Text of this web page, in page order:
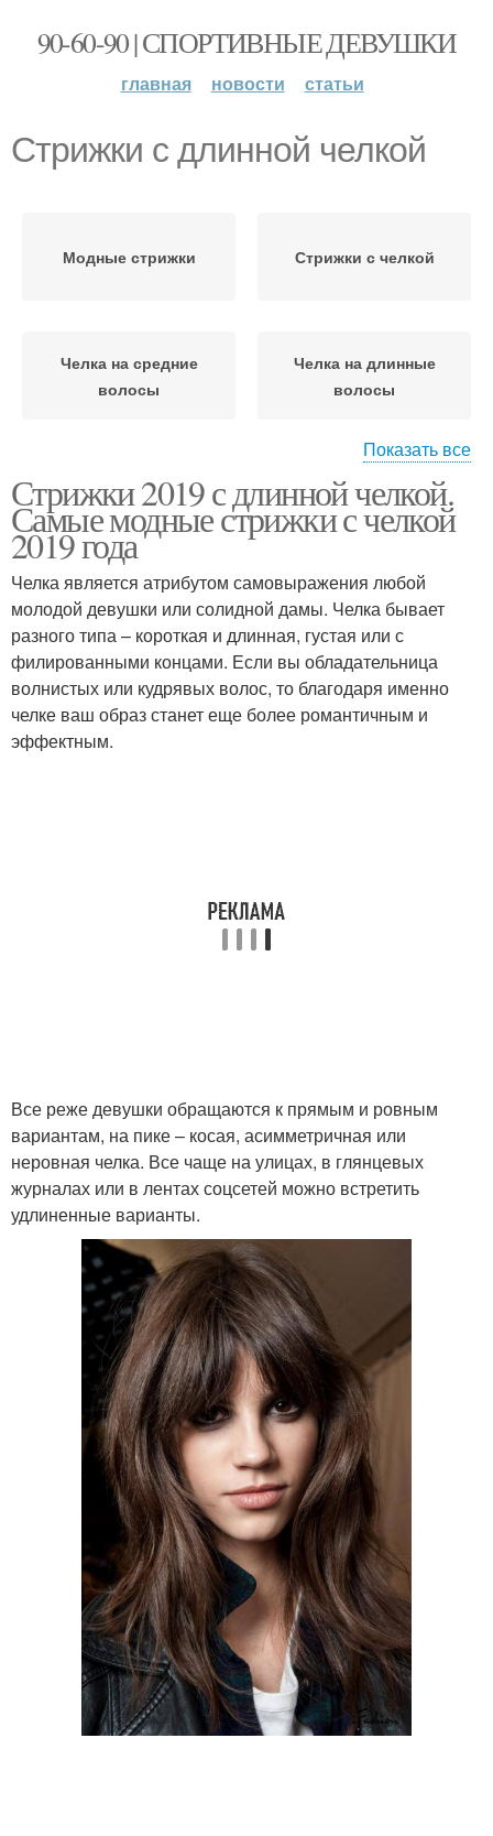
90-60-90 | СПОРТИВНЫЕ ДЕВУШКИ
главная новости статьи
Стрижки с длинной челкой
Модные стрижки Стрижки с челкой
Челка на средние
волосы
Челка на длинные
волосы
Длинные прически Лоханка с челкой
Перья с длинными
боковыми
Перья с острой челкой
Длинные волосы
Волосы с длинными
Стрижка с челкой
Длинная челка
Показать все
Стрижки 2019 с длинной челкой.
Самые модные стрижки с челкой
2019 года
Челка является атрибутом самовыражения любой
молодой девушки или солидной дамы. Челка бывает
разного типа – короткая и длинная, густая или с
филированными концами. Если вы обладательница
волнистых или кудрявых волос, то благодаря именно
челке ваш образ станет еще более романтичным и
эффектным.
Все реже девушки обращаются к прямым и ровным
вариантам, на пике – косая, асимметричная или
неровная челка. Все чаще на улицах, в глянцевых
журналах или в лентах соцсетей можно встретить
удлиненные варианты.